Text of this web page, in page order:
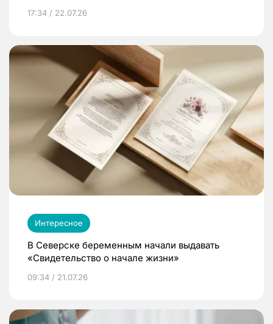
17:34 / 22.07.26
Интересное
В Северске беременным начали выдавать
«Свидетельство о начале жизни»
09:34 / 21.07.26